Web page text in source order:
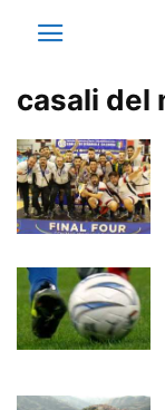
casali del